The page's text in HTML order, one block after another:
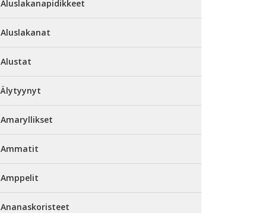
Aluslakanapidikkeet
Aluslakanat
Alustat
Älytyynyt
Amaryllikset
Ammatit
Amppelit
Ananaskoristeet